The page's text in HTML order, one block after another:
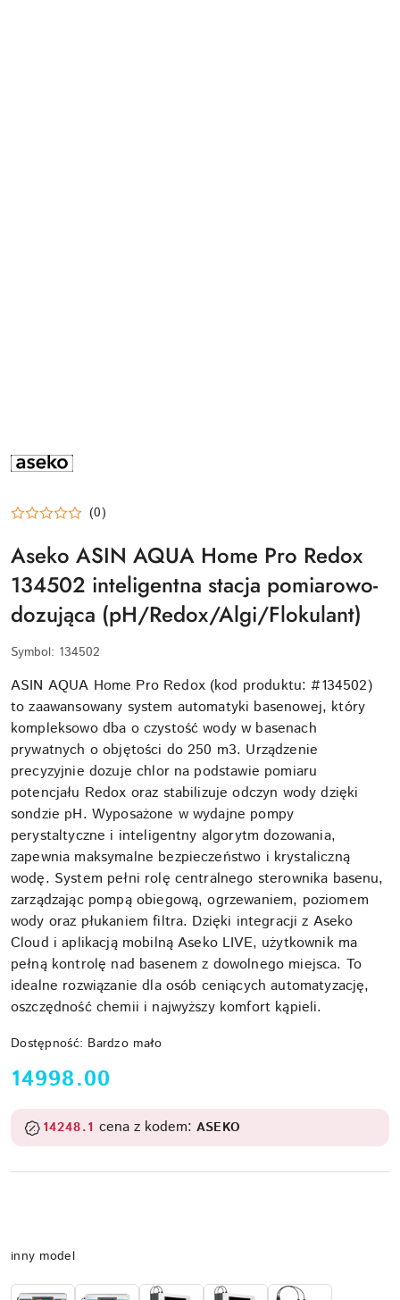
LOGO
(0)
Aseko ASIN AQUA Home Pro Redox
134502 inteligentna stacja pomiarowo-
dozująca (pH/Redox/Algi/Flokulant)
Symbol: 134502
ASIN AQUA Home Pro Redox (kod produktu: #134502)
to zaawansowany system automatyki basenowej, który
kompleksowo dba o czystość wody w basenach
prywatnych o objętości do 250 m3. Urządzenie
precyzyjnie dozuje chlor na podstawie pomiaru
potencjału Redox oraz stabilizuje odczyn wody dzięki
sondzie pH. Wyposażone w wydajne pompy
perystaltyczne i inteligentny algorytm dozowania,
zapewnia maksymalne bezpieczeństwo i krystaliczną
wodę. System pełni rolę centralnego sterownika basenu,
zarządzając pompą obiegową, ogrzewaniem, poziomem
wody oraz płukaniem filtra. Dzięki integracji z Aseko
Cloud i aplikacją mobilną Aseko LIVE, użytkownik ma
pełną kontrolę nad basenem z dowolnego miejsca. To
idealne rozwiązanie dla osób ceniących automatyzację,
oszczędność chemii i najwyższy komfort kąpieli.
Dostępność: Bardzo mało
cena:
14998.00
14248.1 cena z kodem: ASEKO
Wariant
inny model